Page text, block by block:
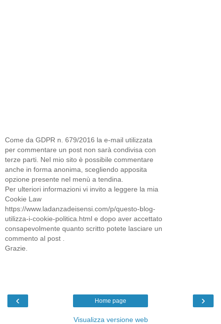
Come da GDPR n. 679/2016 la e-mail utilizzata
per commentare un post non sarà condivisa con
terze parti. Nel mio sito è possibile commentare
anche in forma anonima, scegliendo apposita
opzione presente nel menù a tendina.
Per ulteriori informazioni vi invito a leggere la mia
Cookie Law
https://www.ladanzadeisensi.com/p/questo-blog-
utilizza-i-cookie-politica.html e dopo aver accettato
consapevolmente quanto scritto potete lasciare un
commento al post .
Grazie.
‹ ›
Home page
Visualizza versione web